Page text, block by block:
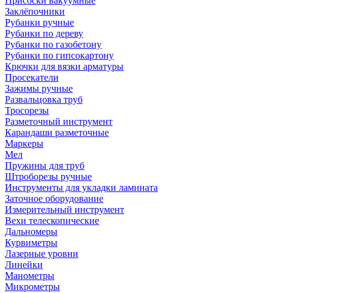
Заклёпочники
Рубанки ручные
Рубанки по дереву
Рубанки по газобетону
Рубанки по гипсокартону
Крючки для вязки арматуры
Просекатели
Зажимы ручные
Развальцовка труб
Тросорезы
Разметочный инструмент
Карандаши разметочные
Маркеры
Мел
Пружины для труб
Штроборезы ручные
Инструменты для укладки ламината
Заточное оборудование
Измерительный инструмент
Вехи телескопические
Дальномеры
Курвиметры
Лазерные уровни
Линейки
Манометры
Микрометры